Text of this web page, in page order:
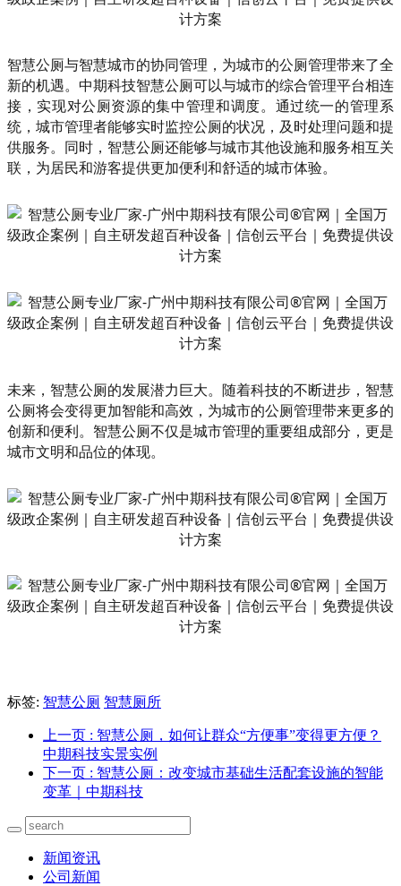
智慧公厕与智慧城市的协同管理，为城市的公厕管理带来了全
新的机遇。中期科技智慧公厕可以与城市的综合管理平台相连
接，实现对公厕资源的集中管理和调度。通过统一的管理系
统，城市管理者能够实时监控公厕的状况，及时处理问题和提
供服务。同时，智慧公厕还能够与城市其他设施和服务相互关
联，为居民和游客提供更加便利和舒适的城市体验。
未来，智慧公厕的发展潜力巨大。随着科技的不断进步，智慧
公厕将会变得更加智能和高效，为城市的公厕管理带来更多的
创新和便利。智慧公厕不仅是城市管理的重要组成部分，更是
城市文明和品位的体现。
标签: 智慧公厕 智慧厕所
上一页 : 智慧公厕，如何让群众“方便事”变得更方便？
中期科技实景实例
下一页 : 智慧公厕：改变城市基础生活配套设施的智能
变革｜中期科技
新闻资讯
公司新闻